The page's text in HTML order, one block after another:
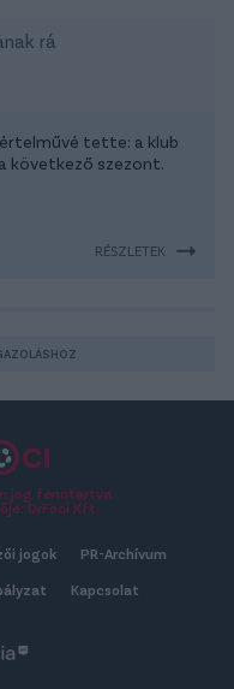
rá
tette: a klub
következő szezont.
RÉSZLETEK
jog fenntartva.
DrFoci Kft.
jogok PR-Archívum
Kapcsolat